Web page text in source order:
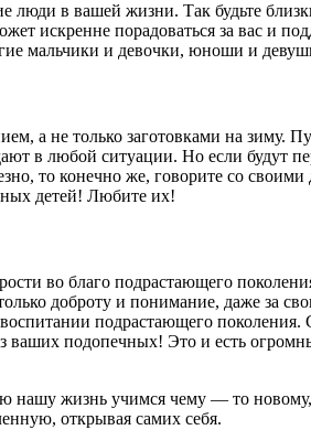
люди в вашей жизни. Так будьте
искренне порадоваться за вас и
мальчики и девочки, юноши и
а не только заготовками на зиму.
в любой ситуации. Но если будут
то конечно же, говорите со
детей! Любите их!
во благо подрастающего
доброту и понимание, даже за
подрастающего
ваших подопечных! Это и есть
жизнь учимся чему — то
открывая самих себя.